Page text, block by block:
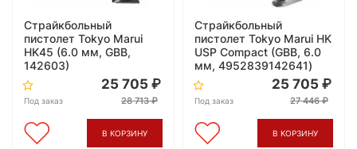
Страйкбольный
пистолет Tokyo Marui
HK45 (6.0 мм, GBB,
142603)
Под заказ
25 705
28 713
В КОРЗИНУ
Страйкбольный
пистолет Tokyo Marui HK
USP Compact (GBB, 6.0
мм, 4952839142641)
Под заказ
25 705
27 446
В КОРЗИНУ